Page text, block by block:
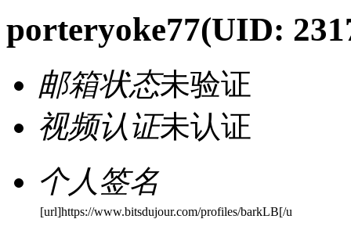
porteryoke77(UID:
邮箱状态未验证
视频认证未认证
个人签名
[url]https://www.bitsdujour.com/profiles/barkLB[/u